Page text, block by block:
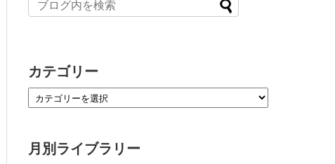
カテゴリー
月別ライブラリー